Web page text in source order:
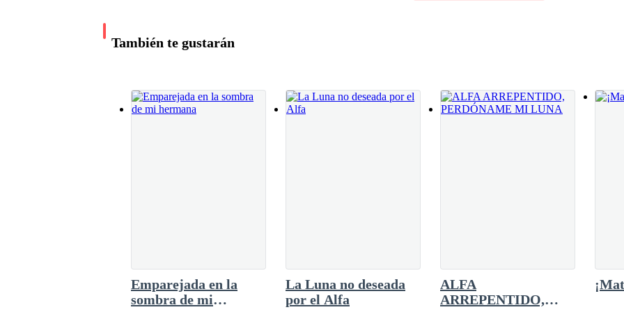
—No eres mi amante, no lo digas de esa manera, has sido siempre mi pareja, estoy casado simplemente por un
—Si, en pocas palabras, tendrás una licencia remunerada durante el tiempo del embarazo, me haré cargo de todos los
Alfonso. Luego se dirigió hacia Lila, la tomó del mentón con fuerza y la obligó a mirarlo.
Pero eres una simple zorra que se ha ido con el mejor postor. Ahora entiendo por qué estás
También te gustarán
Emparejada en la
sombra de mi
La Luna no deseada
por el Alfa
ALFA
ARREPENTIDO,